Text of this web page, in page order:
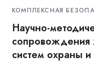
КОМПЛЕКСНАЯ
Научно-
сопровождения
систем охраны